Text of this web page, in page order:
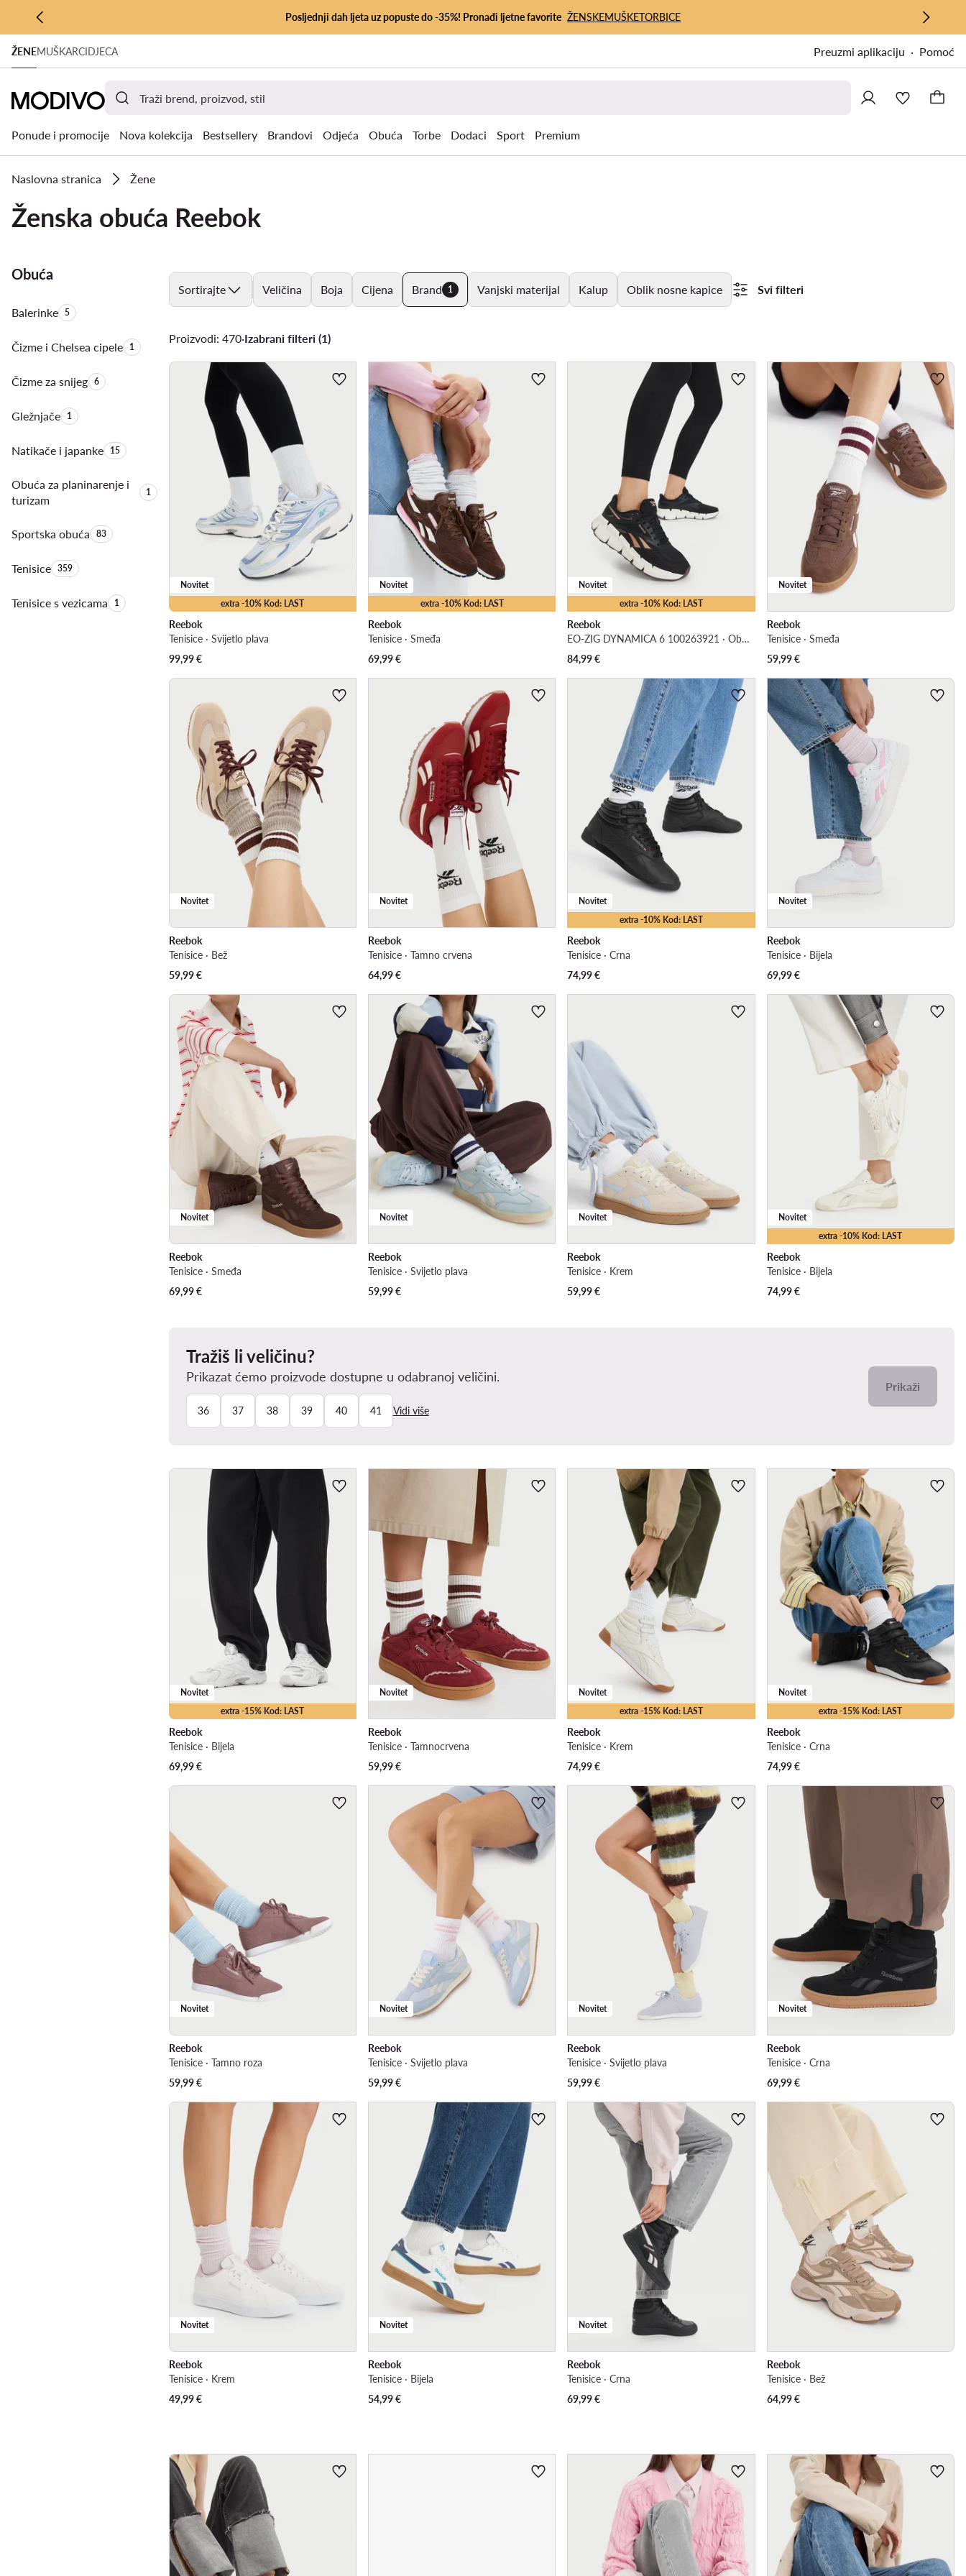
PRIJEĐI NA GLAVNI SADRŽAJ
PRIJEĐI NA PRETRAŽIVANJE
Posljednji dah ljeta uz popuste do -35%! Pronađi ljetne favorite ŽENSKEMUŠKETORBICE
ŽENEMUŠKARCIDJECA Preuzmi aplikaciju Pomoć
Ponude i promocije Nova kolekcija Bestsellery Brandovi Odjeća Obuća Torbe Dodaci Sport Premium
Naslovna stranica Žene
Ženska obuća Reebok
Obuća
BalerinkeKoličina proizvoda:
5
Čizme i Chelsea cipeleKoličina proizvoda:
1
Čizme za snijegKoličina proizvoda:
6
GležnjačeKoličina proizvoda:
1
Natikače i japankeKoličina proizvoda:
15
Obuća za planinarenje i
turizam
Količina proizvoda:
1
Sportska obućaKoličina proizvoda:
83
TenisiceKoličina proizvoda:
359
Tenisice s vezicamaKoličina proizvoda:
1
Sortirajte Veličina Boja Cijena Brand 1 Vanjski materijal Kalup Oblik nosne kapice Svi filteri
Proizvodi: 470·Izabrani filteri (1)
extra -10% Kod: LAST
Novitet
Reebok
Tenisice · Svijetlo plava
99,99€
extra -10% Kod: LAST
Novitet
Reebok
Tenisice · Smeđa
69,99€
extra -10% Kod: LAST
Novitet
Reebok
EO-ZIG DYNAMICA 6 100263921 · Obuća za teretanu
84,99€
Novitet
Reebok
Tenisice · Smeđa
59,99€
Novitet
Reebok
Tenisice · Bež
59,99€
Novitet
Reebok
Tenisice · Tamno crvena
64,99€
extra -10% Kod: LAST
Novitet
Reebok
Tenisice · Crna
74,99€
Novitet
Reebok
Tenisice · Bijela
69,99€
Novitet
Reebok
Tenisice · Smeđa
69,99€
Novitet
Reebok
Tenisice · Svijetlo plava
59,99€
Novitet
Reebok
Tenisice · Krem
59,99€
extra -10% Kod: LAST
Novitet
Reebok
Tenisice · Bijela
74,99€
Tražiš li veličinu?
Prikazat ćemo proizvode dostupne u odabranoj veličini.
36 37 38 39 40 41 Vidi više
Prikaži
extra -15% Kod: LAST
Novitet
Reebok
Tenisice · Bijela
69,99€
Novitet
Reebok
Tenisice · Tamnocrvena
59,99€
extra -15% Kod: LAST
Novitet
Reebok
Tenisice · Krem
74,99€
extra -15% Kod: LAST
Novitet
Reebok
Tenisice · Crna
74,99€
Novitet
Reebok
Tenisice · Tamno roza
59,99€
Novitet
Reebok
Tenisice · Svijetlo plava
59,99€
Novitet
Reebok
Tenisice · Svijetlo plava
59,99€
Novitet
Reebok
Tenisice · Crna
69,99€
Novitet
Reebok
Tenisice · Krem
49,99€
Novitet
Reebok
Tenisice · Bijela
54,99€
Novitet
Reebok
Tenisice · Crna
69,99€
Reebok
Tenisice · Bež
64,99€